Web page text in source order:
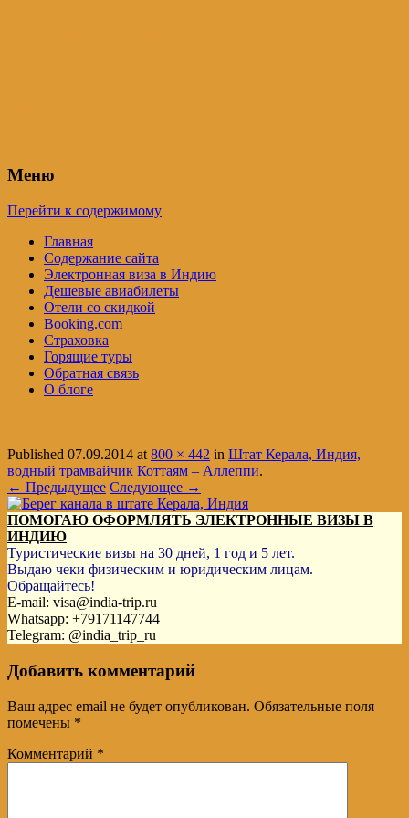
Меню
Перейти к содержимому
Главная
Содержание сайта
Электронная виза в Индию
Дешевые авиабилеты
Отели со скидкой
Booking.com
Страховка
Горящие туры
Обратная связь
О блоге
Published 07.09.2014 at800 × 442 in Штат Керала, Индия,
водный трамвайчик Коттаям – Аллеппи.
← Предыдущее Следующее →
ПОМОГАЮ ОФОРМЛЯТЬ ЭЛЕКТРОННЫЕ ВИЗЫ В
ИНДИЮ
Туристические визы на 30 дней, 1 год и 5 лет.
Выдаю чеки физическим и юридическим лицам.
Обращайтесь!
E-mail: visa@india-trip.ru
Whatsapp: +79171147744
Telegram: @india_trip_ru
Добавить комментарий
Ваш адрес email не будет опубликован. Обязательные поля
помечены *
Комментарий *